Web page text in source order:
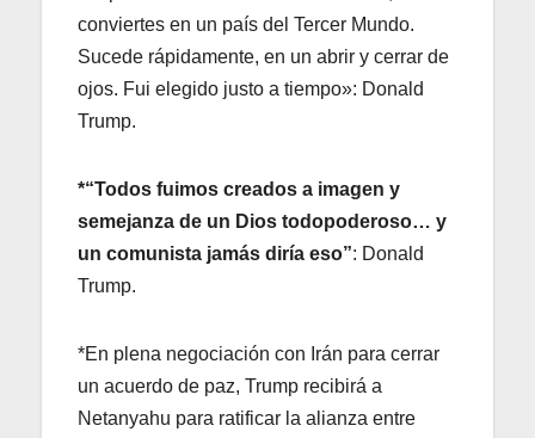
conviertes en un país del Tercer Mundo.
Sucede rápidamente, en un abrir y cerrar de
ojos. Fui elegido justo a tiempo»: Donald
Trump.
*“Todos fuimos creados a imagen y
semejanza de un Dios todopoderoso… y
un comunista jamás diría eso”: Donald
Trump.
*En plena negociación con Irán para cerrar
un acuerdo de paz, Trump recibirá a
Netanyahu para ratificar la alianza entre